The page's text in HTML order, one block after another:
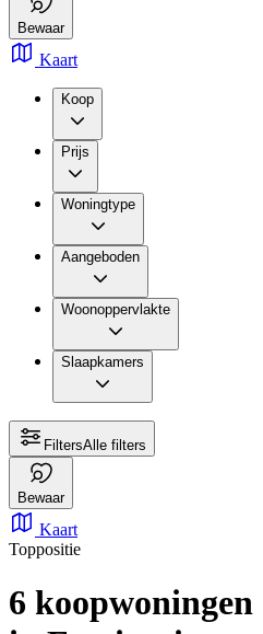
Bewaar
Kaart
Koop
Prijs
Woningtype
Aangeboden
Woonoppervlakte
Slaapkamers
FiltersAlle filters
Bewaar
Kaart
Toppositie
6 koopwoningen